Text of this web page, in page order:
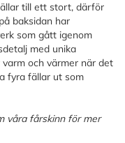
till ett stort, därför
baksidan har
som gått igenom
med unika
och värmer när det
fyra fällar ut som
våra fårskinn för mer